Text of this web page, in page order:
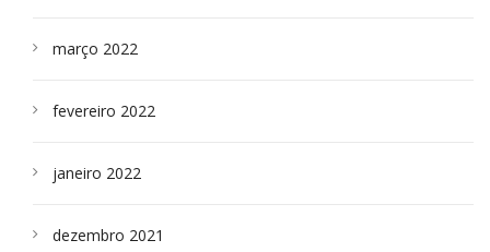
março 2022
fevereiro 2022
janeiro 2022
dezembro 2021